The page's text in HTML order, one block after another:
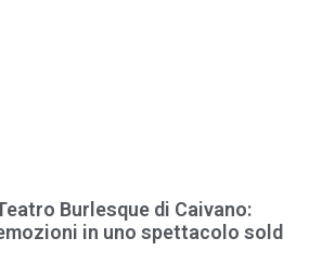
Burlesque di Caivano:
in uno spettacolo sold